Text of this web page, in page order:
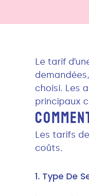
Le tarif
choisi. Les
principaux
Les tarifs
coûts.
1. Type De